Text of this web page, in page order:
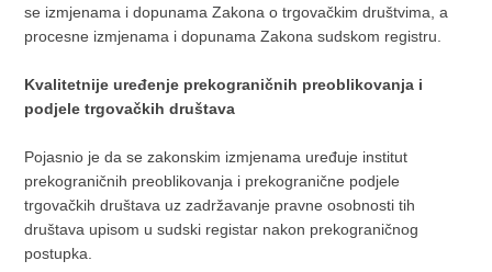
se izmjenama i dopunama Zakona o trgovačkim društvima, a
procesne izmjenama i dopunama Zakona sudskom registru.
Kvalitetnije uređenje prekograničnih preoblikovanja i
podjele trgovačkih društava
Pojasnio je da se zakonskim izmjenama uređuje institut
prekograničnih preoblikovanja i prekogranične podjele
trgovačkih društava uz zadržavanje pravne osobnosti tih
društava upisom u sudski registar nakon prekograničnog
postupka.